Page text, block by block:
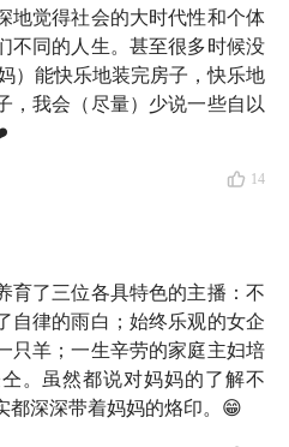
？雨白严丝合缝，小羊温柔
学习的高校女教师
也是默默承担，不愿子女有
，怎么让你的另一半老实配
时候，居然不是一个时期？
地觉得社会的大时代性和个体
不同的人生。甚至很多时候没
）能快乐地装完房子，快乐地
，我会（尽量）少说一些自以
14
育了三位各具特色的主播：不
自律的雨白；始终乐观的女企
只羊；一生辛劳的家庭主妇培
。虽然都说对妈妈的了解不
都深深带着妈妈的烙印。😁